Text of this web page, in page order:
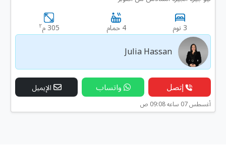
3 نوم 4 حمام 305 م ٢
Julia Hassan
إتصل واتساب الإيميل
أغسطس 07 ساعه 09:08 ص